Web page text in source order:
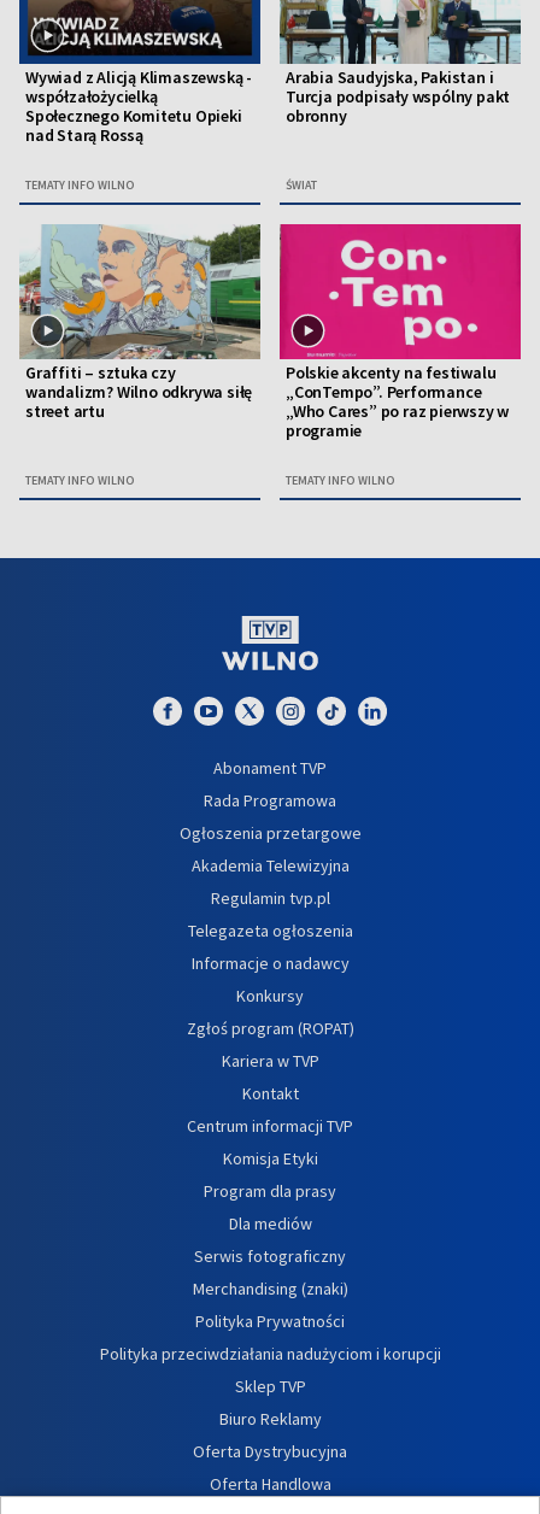
Wywiad z Alicją Klimaszewską -
współzałożycielką
Społecznego Komitetu Opieki
nad Starą Rossą
TEMATY INFO WILNO
Arabia Saudyjska, Pakistan i
Turcja podpisały wspólny pakt
obronny
ŚWIAT
Graffiti – sztuka czy
wandalizm? Wilno odkrywa siłę
street artu
TEMATY INFO WILNO
Polskie akcenty na festiwalu
„ConTempo”. Performance
„Who Cares” po raz pierwszy w
programie
TEMATY INFO WILNO
Abonament TVP
Rada Programowa
Ogłoszenia przetargowe
Akademia Telewizyjna
Regulamin tvp.pl
Telegazeta ogłoszenia
Informacje o nadawcy
Konkursy
Zgłoś program (ROPAT)
Kariera w TVP
Kontakt
Centrum informacji TVP
Komisja Etyki
Program dla prasy
Dla mediów
Serwis fotograficzny
Merchandising (znaki)
Polityka Prywatności
Polityka przeciwdziałania nadużyciom i korupcji
Sklep TVP
Biuro Reklamy
Oferta Dystrybucyjna
Oferta Handlowa